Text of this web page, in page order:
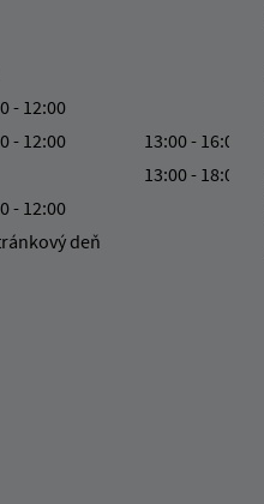
- 12:00
- 12:00
13:00 - 16:00
13:00 - 18:00
- 12:00
deň